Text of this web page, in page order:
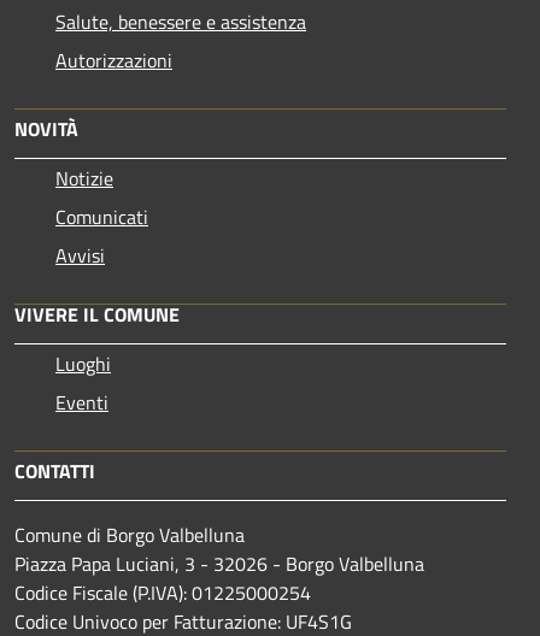
Salute, benessere e assistenza
Autorizzazioni
NOVITÀ
Notizie
Comunicati
Avvisi
VIVERE IL COMUNE
Luoghi
Eventi
CONTATTI
Comune di Borgo Valbelluna
Piazza Papa Luciani, 3 - 32026 - Borgo Valbelluna
Codice Fiscale (P.IVA): 01225000254
Codice Univoco per Fatturazione: UF4S1G